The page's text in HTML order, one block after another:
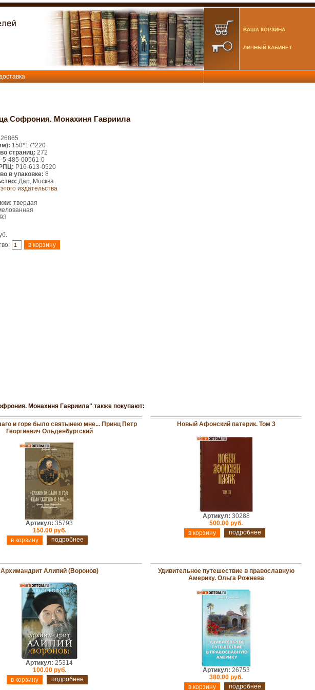
ВАША КОРЗИНА
ЛИЧНЫЙ КАБИНЕТ
Софрония. Монахиня Гавриила
26865
150*17*220
страниц: 272
5-485-00561-0
Р16-613-0520
в упаковке: 8
Дар, Москва
издательства
твердая
Монахиня Гавриила" также покупают:
и горе было святынею мне... Принц Петр
Георгиевич Ольденбургский
Артикул: 35793
150.00 руб.
подробнее
Новый Афонский патерик. Том 3
Артикул: 30288
500.00 руб.
подробнее
Архимандрит Алипий (Воронов)
Артикул: 25314
100.00 руб.
подробнее
Удивительное путешествие в православную
Америку. Ольга Рожнева
Артикул: 26753
380.00 руб.
подробнее